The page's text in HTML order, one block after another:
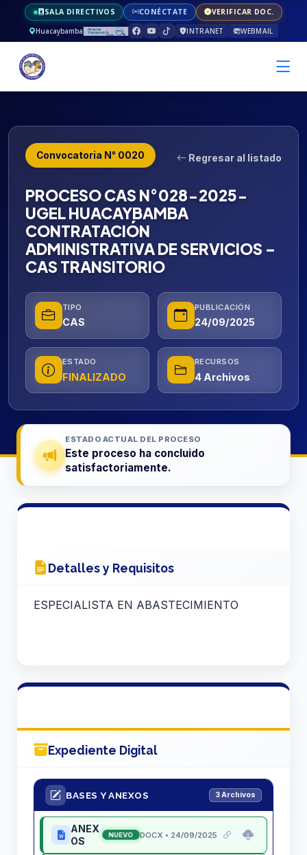
SALA DIRECTIVOS CONÉCTATE
VERIFICAR DOC.
Huacaybamba
INTRANET WEBMAIL
Convocatoria N° 0020 Regresar al listado
PROCESO CAS N°028-2025-
UGEL HUACAYBAMBA
CONTRATACIÓN
ADMINISTRATIVA DE SERVICIOS –
CAS TRANSITORIO
TIPO
CAS
PUBLICACIÓN
24/09/2025
ESTADO
FINALIZADO
RECURSOS
4 Archivos
ESTADO ACTUAL DEL PROCESO
Este proceso ha concluido
satisfactoriamente.
Detalles y Requisitos
ESPECIALISTA EN ABASTECIMIENTO
Expediente Digital
BASES Y ANEXOS 3 Archivos
ANEX
OS
NUEVO DOCX • 24/09/2025